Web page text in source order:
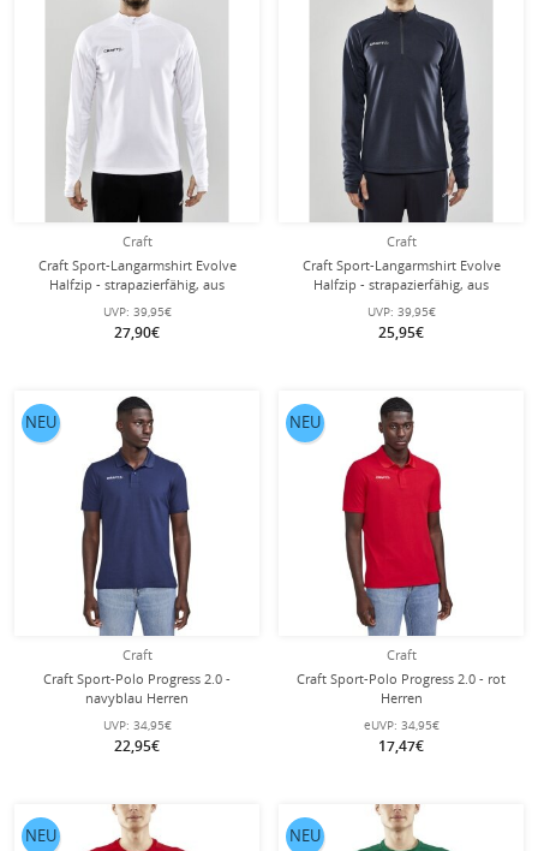
Craft
Craft Sport-Langarmshirt Evolve
Halfzip - strapazierfähig, aus
Stretchmaterial - weiss Herren
UVP: 39,95€
27,90€
Craft
Craft Sport-Langarmshirt Evolve
Halfzip - strapazierfähig, aus
Stretchmaterial - dunkelgrau Herren
UVP: 39,95€
25,95€
Craft
Craft Sport-Polo Progress 2.0 -
navyblau Herren
UVP: 34,95€
22,95€
NEU
Craft
Craft Sport-Polo Progress 2.0 - rot
Herren
eUVP: 34,95€
17,47€
NEU
NEU NEU